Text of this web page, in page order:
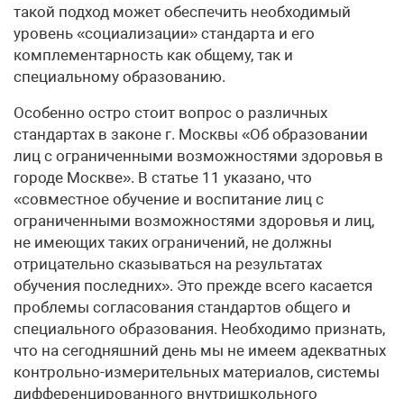
такой подход может обеспечить необходимый
уровень «социализации» стандарта и его
комплементарность как общему, так и
специальному образованию.
Особенно остро стоит вопрос о различных
стандартах в законе г. Москвы «Об образовании
лиц с ограниченными возможностями здоровья в
городе Москве». В статье 11 указано, что
«совместное обучение и воспитание лиц с
ограниченными возможностями здоровья и лиц,
не имеющих таких ограничений, не должны
отрицательно сказываться на результатах
обучения последних». Это прежде всего касается
проблемы согласования стандартов общего и
специального образования. Необходимо признать,
что на сегодняшний день мы не имеем адекватных
контрольно-измерительных материалов, системы
дифференцированного внутришкольного